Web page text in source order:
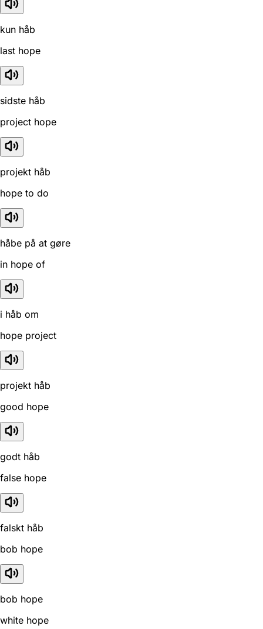
kun håb
last hope
sidste håb
project hope
projekt håb
hope to do
håbe på at gøre
in hope of
i håb om
hope project
projekt håb
good hope
godt håb
false hope
falskt håb
bob hope
bob hope
white hope